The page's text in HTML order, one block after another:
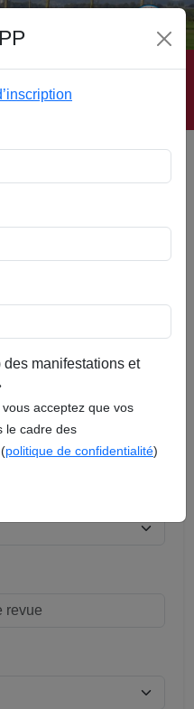
| Editeurs | Rubriques |
| Contact
:
manifestations et
acceptez que vos
le cadre des
politique de confidentialité)